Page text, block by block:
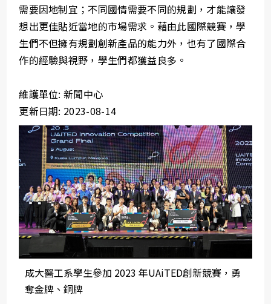
需要因地制宜；不同國情需要不同的規劃，才能讓發
想出更佳貼近當地的市場需求。藉由此國際競賽，學
生們不但擁有規劃創新產品的能力外，也有了國際合
作的經驗與視野，學生們都獲益良多。
維護單位: 新聞中心
更新日期: 2023-08-14
成大醫工系學生參加 2023 年UAiTED創新競賽，勇
奪金牌、銅牌